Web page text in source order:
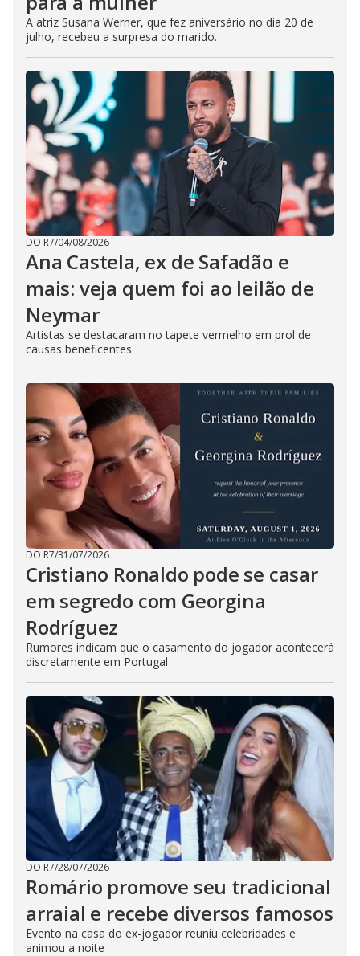
A atriz Susana Werner, que fez aniversário no dia 20 de
julho, recebeu a surpresa do marido.
DO R7/04/08/2026
Ana Castela, ex de Safadão e
mais: veja quem foi ao leilão de
Neymar
Artistas se destacaram no tapete vermelho em prol de
causas beneficentes
DO R7/31/07/2026
Cristiano Ronaldo pode se casar
em segredo com Georgina
Rodríguez
Rumores indicam que o casamento do jogador acontecerá
discretamente em Portugal
DO R7/28/07/2026
Romário promove seu tradicional
arraial e recebe diversos famosos
Evento na casa do ex-jogador reuniu celebridades e
animou a noite